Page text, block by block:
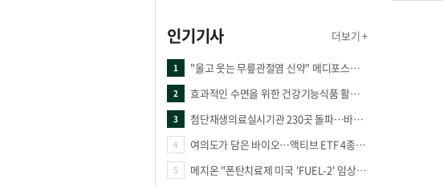
인기기사 더보기 +
1 "울고 웃는 무릎관절염 신약" 메디포스트·강스템·네이처셀 전진, 코오롱티슈진 반전 과제
2 효과적인 수면을 위한 건강기능식품 활용법
3 첨단재생의료실시기관 230곳 돌파…바이오 새 시장 꿈틀
4 여의도가 담은 바이오…액티브 ETF 4종의 선택은
5 메지온 "폰탄치료제 미국 'FUEL-2' 임상 프로토콜 영국 승인"